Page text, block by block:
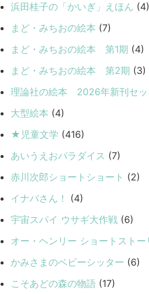
浜田桂子の「かいぎ」えほん (4)
まど・みちおの絵本 (7)
まど・みちおの絵本 第1期 (4)
まど・みちおの絵本 第2期 (3)
理論社の絵本 2026年新刊セッ
大型絵本 (4)
★児童文学 (416)
あいうえおパラダイス (7)
赤川次郎ショートショート (2)
イナバさん！
(4)
宇宙スパイ ウサギ大作戦 (6)
オー・ヘンリー ショートスト
かみさまのベビーシッター (6)
こそあどの森の物語 (17)